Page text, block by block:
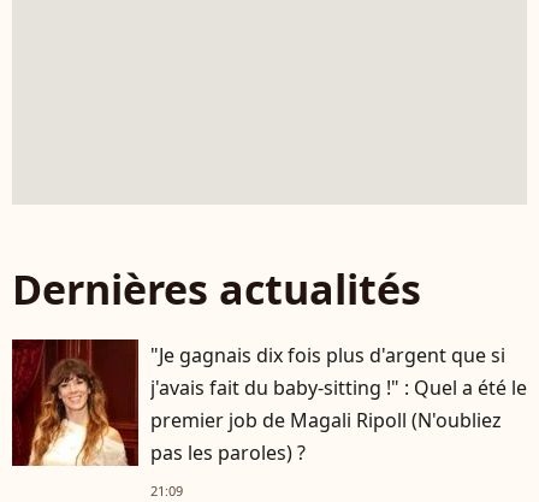
Dernières actualités
"Je gagnais dix fois plus d'argent que si
j'avais fait du baby-sitting !" : Quel a été le
premier job de Magali Ripoll (N'oubliez
pas les paroles) ?
21:09